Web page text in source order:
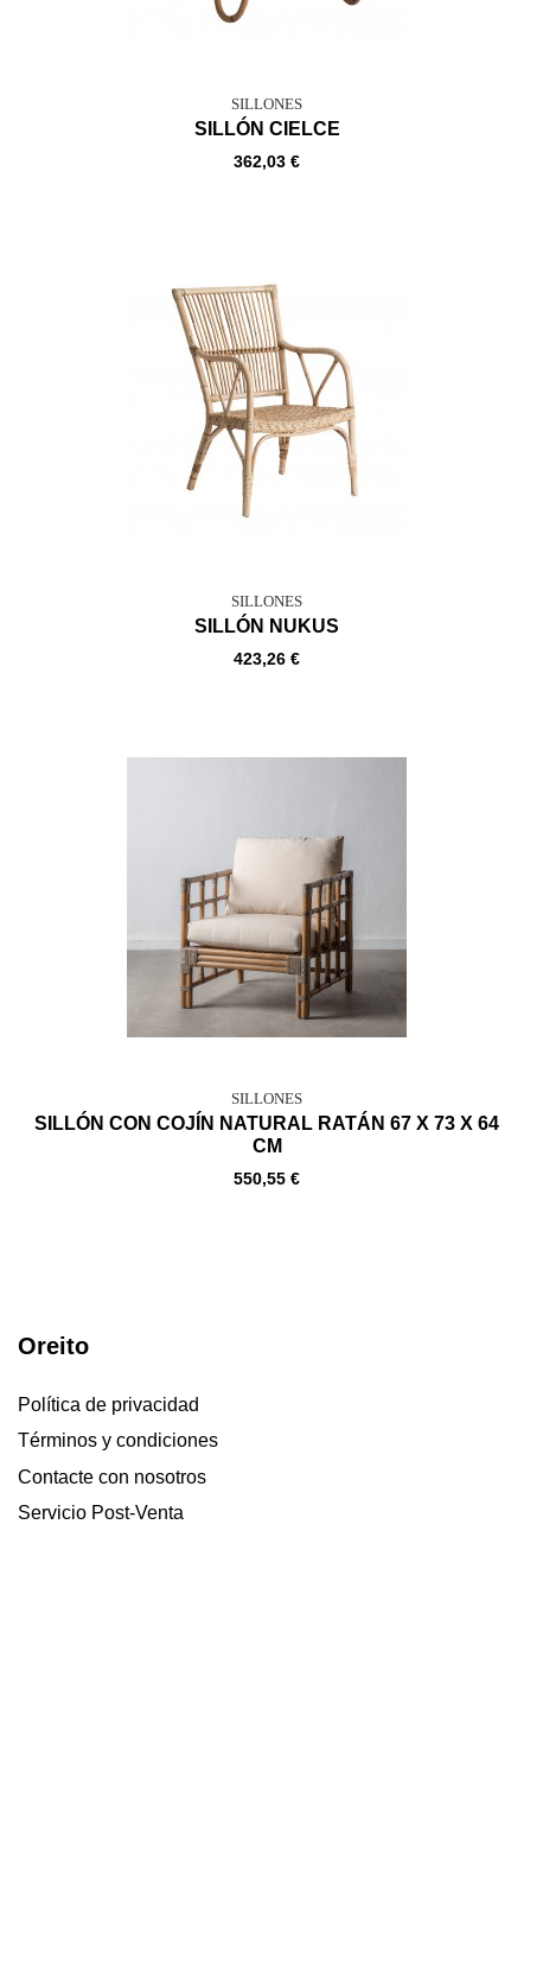
SILLONES
SILLÓN CIELCE
362,03 €
SILLONES
SILLÓN NUKUS
423,26 €
SILLONES
SILLÓN CON COJÍN NATURAL RATÁN 67 X 73 X 64
CM
550,55 €
Oreito
Política de privacidad
Términos y condiciones
Contacte con nosotros
Servicio Post-Venta